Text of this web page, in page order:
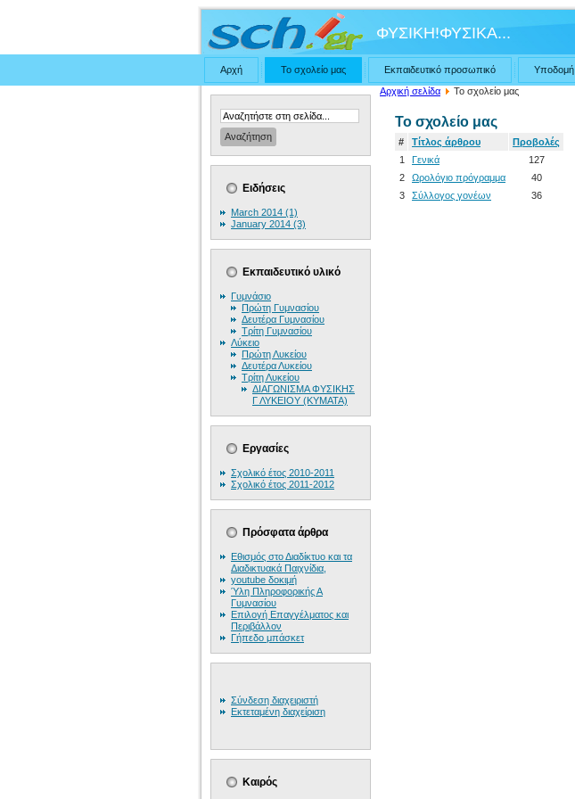
ΦΥΣΙΚΗ!ΦΥΣΙΚΑ...
Αρχή Το σχολείο μας Εκπαιδευτικό προσωπικό Υποδομή
Ειδήσεις
March 2014 (1)
January 2014 (3)
Εκπαιδευτικό υλικό
Γυμνάσιο
Πρώτη Γυμνασίου
Δευτέρα Γυμνασίου
Τρίτη Γυμνασίου
Λύκειο
Πρώτη Λυκείου
Δευτέρα Λυκείου
Τρίτη Λυκείου
ΔΙΑΓΩΝΙΣΜΑ ΦΥΣΙΚΗΣ
Γ ΛΥΚΕΙΟΥ (ΚΥΜΑΤΑ)
Εργασίες
Σχολικό έτος 2010-2011
Σχολικό έτος 2011-2012
Πρόσφατα άρθρα
Εθισμός στο Διαδίκτυο και τα
Διαδικτυακά Παιχνίδια,
youtube δοκιμή
Ύλη Πληροφορικής Α
Γυμνασίου
Επιλογή Επαγγέλματος και
Περιβάλλον
Γήπεδο μπάσκετ
Σύνδεση διαχειριστή
Εκτεταμένη διαχείριση
Καιρός
Αρχική σελίδα Το σχολείο μας
Το σχολείο μας
# Τίτλος άρθρου
Προβολές
1
Γενικά
127
2
Ωρολόγιο πρόγραμμα
40
3
Σύλλογος γονέων 36